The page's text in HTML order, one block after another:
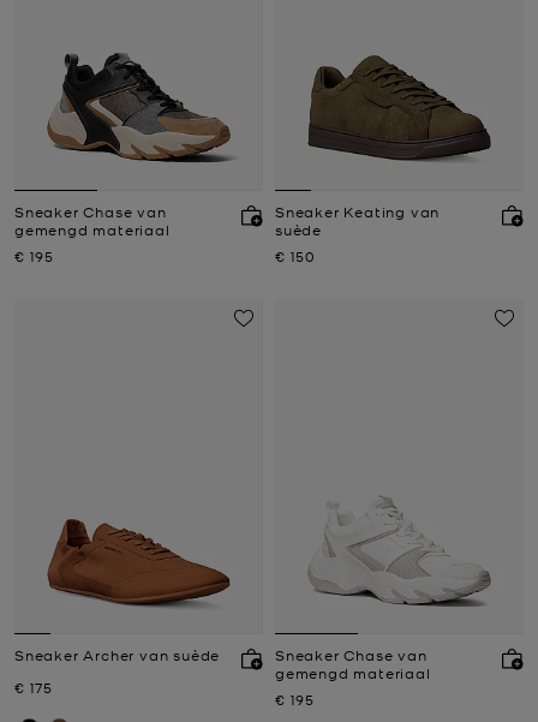
Sneaker Chase van
gemengd materiaal
Nu
€ 195
Sneaker Keating van
suède
Nu
€ 150
Sneaker Archer van suède
Nu
€ 175
Sneaker Chase van
gemengd materiaal
Nu
€ 195